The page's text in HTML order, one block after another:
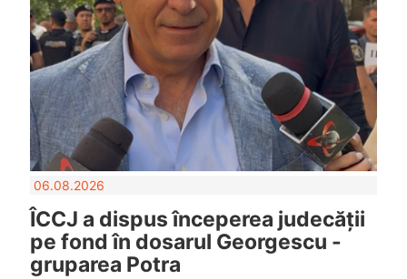
06.08.2026
ÎCCJ a dispus începerea judecății
pe fond în dosarul Georgescu -
gruparea Potra